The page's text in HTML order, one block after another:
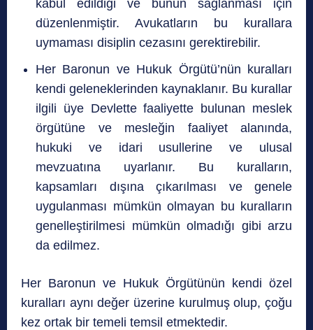
kabul edildiği ve bunun sağlanması için
düzenlenmiştir. Avukatların bu kurallara
uymaması disiplin cezasını gerektirebilir.
Her Baronun ve Hukuk Örgütü’nün kuralları
kendi geleneklerinden kaynaklanır. Bu kurallar
ilgili üye Devlette faaliyette bulunan meslek
örgütüne ve mesleğin faaliyet alanında,
hukuki ve idari usullerine ve ulusal
mevzuatına uyarlanır. Bu kuralların,
kapsamları dışına çıkarılması ve genele
uygulanması mümkün olmayan bu kuralların
genelleştirilmesi mümkün olmadığı gibi arzu
da edilmez.
Her Baronun ve Hukuk Örgütünün kendi özel
kuralları aynı değer üzerine kurulmuş olup, çoğu
kez ortak bir temeli temsil etmektedir.